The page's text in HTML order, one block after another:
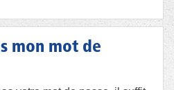
mon mot de